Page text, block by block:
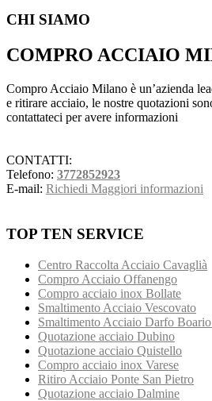
CHI SIAMO
COMPRO ACCIAIO
Compro Acciaio Milano è un’azienda
e ritirare acciaio, le nostre quotazioni
contattateci per avere informazioni
CONTATTI:
Telefono: 3772852923
E-mail: Richiedi Maggiori informazioni
TOP TEN SERVICE
Centro Raccolta Acciaio Cavaglià
Compro Acciaio Offanengo
Compro acciaio inox Bollate
Smaltimento Acciaio Vescovato
Smaltimento Acciaio Darfo
Quotazione acciaio Dubino
Quotazione acciaio Quistello
Compro acciaio inox Varese
Ritiro Acciaio Ponte San Pietro
Quotazione acciaio Dalmine